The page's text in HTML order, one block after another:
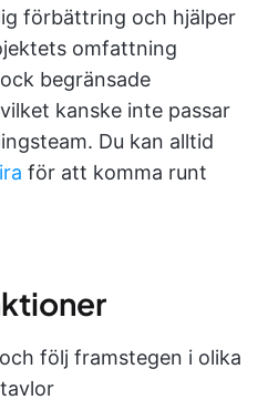
förbättring och hjälper
omfattning
begränsade
kanske inte passar
Du kan alltid
för att komma runt
följ framstegen i olika